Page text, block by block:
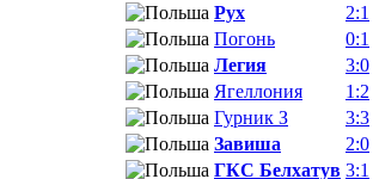
Рух
2:1
Погонь
0:1
Легия
3:0
Ягеллония
1:2
Гурник З
3:3
Завиша
2:0
ГКС Белхатув 3:1